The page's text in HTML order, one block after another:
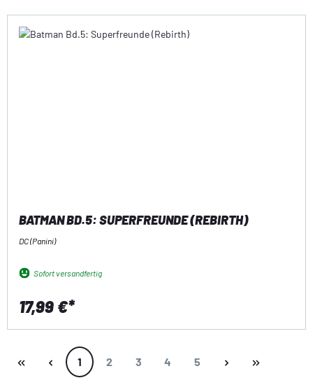
BATMAN BD.5: SUPERFREUNDE (REBIRTH)
DC (Panini)
Sofort versandfertig
17,99 €*
Seite
1 Seite
2 Seite
3 Seite
4 Seite
5